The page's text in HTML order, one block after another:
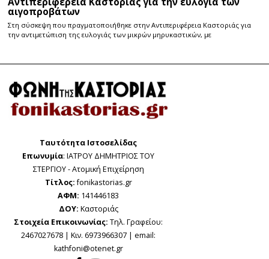
αιγοπροβάτων
Στη σύσκεψη που πραγματοποιήθηκε στην Αντιπεριφέρεια Καστοριάς για
την αντιμετώπιση της ευλογιάς των μικρών μηρυκαστικών, με
Ταυτότητα Ιστοσελίδας
Επωνυμία: ΙΑΤΡΟΥ ΔΗΜΗΤΡΙΟΣ ΤΟΥ
ΣΤΕΡΓΙΟΥ - Ατομική Επιχείρηση
Τίτλος:fonikastorias.gr
ΑΦΜ: 141446183
ΔΟΥ: Καστοριάς
Στοιχεία Επικοινωνίας: Τηλ. Γραφείου:
2467027678 | Κιν. 6973966307 | email:
kathfoni@otenet.gr